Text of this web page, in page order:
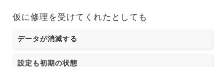
仮に修理を受けてくれたとしても
データが消滅する
設定も初期の状態